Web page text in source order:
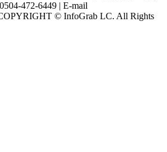
472-6449 | E-mail
© InfoGrab LC. All Rights